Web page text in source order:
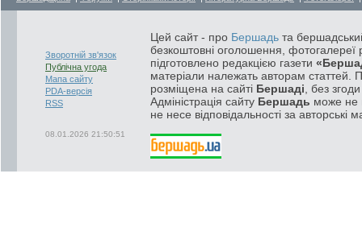
Зворотній зв'язок
Публічна угода
Мапа сайту
PDA-версія
RSS
08.01.2026 21:50:51
Цей сайт - про Бершадь та
безкоштовні оголошення, фотогалереї
підготовлено редакцією газети
матеріали належать авторам статтей.
розміщена на сайті Бершаді , без
Адміністрація сайту Бершадь може не
не несе відповідальності за авторські